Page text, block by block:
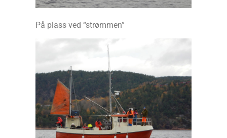
På plass ved “strømmen”